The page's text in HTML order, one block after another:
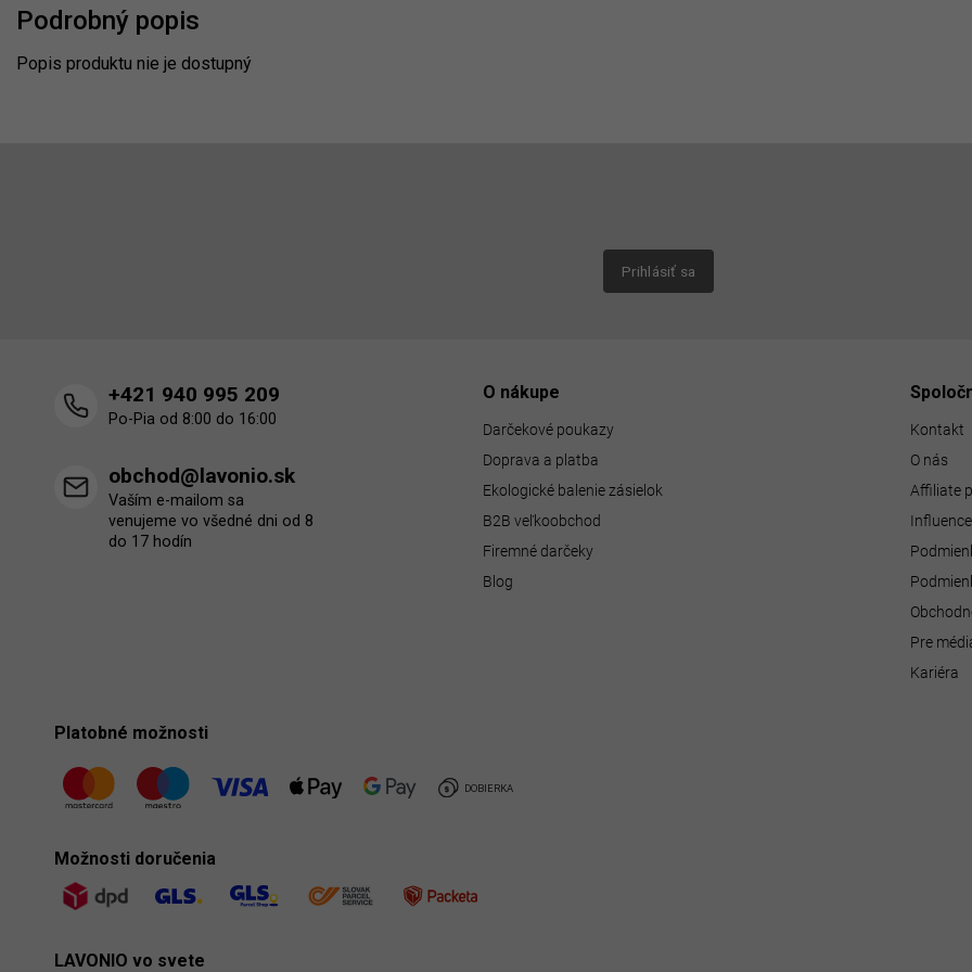
Podrobný popis
Popis produktu nie je dostupný
Prihlásiť sa
+421 940 995 209
Po-Pia od 8:00 do 16:00
obchod@lavonio.sk
Vaším e-mailom sa
venujeme vo všedné dni od 8
do 17 hodín
O nákupe
Darčekové poukazy
Doprava a platba
Ekologické balenie zásielok
B2B veľkoobchod
Firemné darčeky
Blog
Kontakt
O nás
Affiliate
Pre
Kariéra
Platobné možnosti
Možnosti doručenia
LAVONIO vo svete